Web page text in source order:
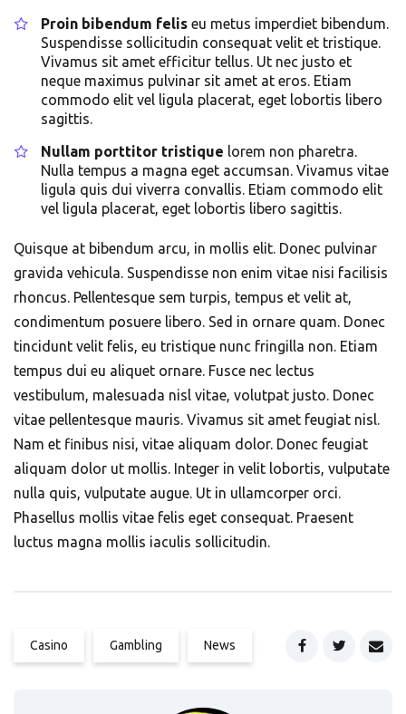
Proin bibendum felis eu metus imperdiet bibendum.
Suspendisse sollicitudin consequat velit et tristique.
Vivamus sit amet efficitur tellus. Ut nec justo et
neque maximus pulvinar sit amet at eros. Etiam
commodo elit vel ligula placerat, eget lobortis libero
sagittis.
Nullam porttitor tristique lorem non pharetra.
Nulla tempus a magna eget accumsan. Vivamus vitae
ligula quis dui viverra convallis. Etiam commodo elit
vel ligula placerat, eget lobortis libero sagittis.
Quisque at bibendum arcu, in mollis elit. Donec pulvinar
gravida vehicula. Suspendisse non enim vitae nisi facilisis
rhoncus. Pellentesque sem turpis, tempus et velit at,
condimentum posuere libero. Sed in ornare quam. Donec
tincidunt velit felis, eu tristique nunc fringilla non. Etiam
tempus dui eu aliquet ornare. Fusce nec lectus
vestibulum, malesuada nisl vitae, volutpat justo. Donec
vitae pellentesque mauris. Vivamus sit amet feugiat nisl.
Nam et finibus nisi, vitae aliquam dolor. Donec feugiat
aliquam dolor ut mollis. Integer in velit lobortis, vulputate
nulla quis, vulputate augue. Ut in ullamcorper orci.
Phasellus mollis vitae felis eget consequat. Praesent
luctus magna mollis iaculis sollicitudin.
Casino Gambling News